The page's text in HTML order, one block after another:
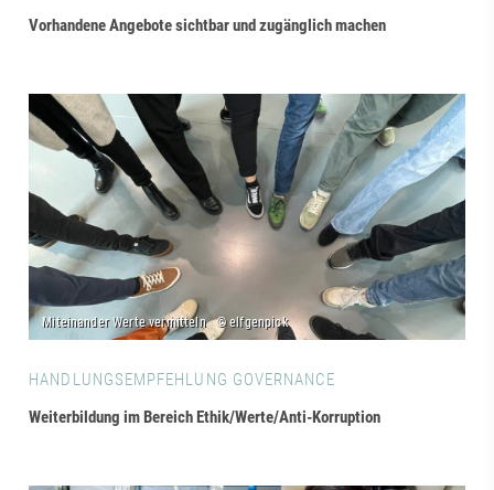
Vorhandene Angebote sichtbar und zugänglich machen
HANDLUNGSEMPFEHLUNG GOVERNANCE
Weiterbildung im Bereich Ethik/Werte/Anti-Korruption